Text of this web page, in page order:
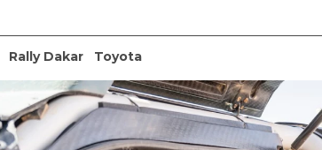
Rally Dakar Toyota